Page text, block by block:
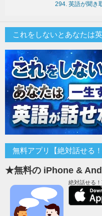
294. 英語が聞き
これをしないとあなたは
無料アプリ【絶対話せる！
★無料の iPhone &
絶対話せる